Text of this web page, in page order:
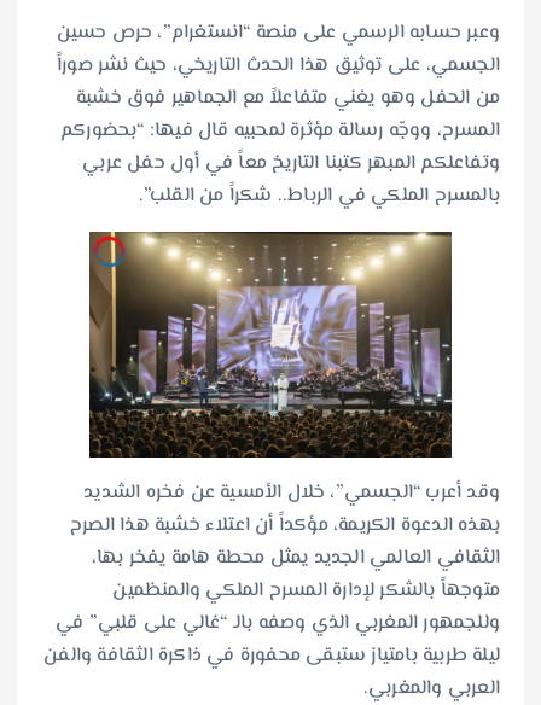
​وعبر حسابه الرسمي على منصة “انستغرام”، حرص حسين
الجسمي، على توثيق هذا الحدث التاريخي، حيث نشر صوراً
من الحفل وهو يغني متفاعلاً مع الجماهير فوق خشبة
المسرح، ووجّه رسالة مؤثرة لمحبيه قال فيها: “بحضوركم
وتفاعلكم المبهر كتبنا التاريخ معاً في أول حفل عربي
بالمسرح الملكي في الرباط.. شكراً من القلب”.
​وقد أعرب “الجسمي”، خلال الأمسية عن فخره الشديد
بهذه الدعوة الكريمة، مؤكداً أن اعتلاء خشبة هذا الصرح
الثقافي العالمي الجديد يمثل محطة هامة يفخر بها،
متوجهاً بالشكر لإدارة المسرح الملكي والمنظمين
وللجمهور المغربي الذي وصفه بالـ “غالي على قلبي” في
ليلة طربية بامتياز ستبقى محفورة في ذاكرة الثقافة والفن
العربي والمغربي.